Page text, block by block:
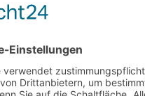
Münster
Abteiberg
Bergmann